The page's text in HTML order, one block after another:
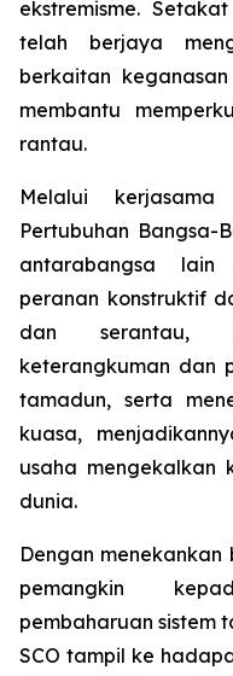
ekstremisme.
telah berjaya
berkaitan
membantu
rantau.
Melalui
Pertubuhan Bangsa-
antarabangsa lain
peranan konstruktif
dan serantau,
keterangkuman dan
tamadun, serta
kuasa,
usaha mengekalkan
dunia.
Dengan menekankan
pemangkin
pembaharuan sistem
SCO tampil ke